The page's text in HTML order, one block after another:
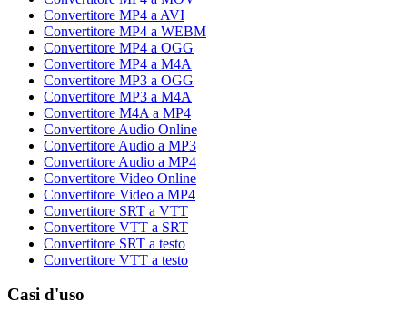
Convertitore MP4 a AVI
Convertitore MP4 a WEBM
Convertitore MP4 a OGG
Convertitore MP4 a M4A
Convertitore MP3 a OGG
Convertitore MP3 a M4A
Convertitore M4A a MP4
Convertitore Audio Online
Convertitore Audio a MP3
Convertitore Audio a MP4
Convertitore Video Online
Convertitore Video a MP4
Convertitore SRT a VTT
Convertitore VTT a SRT
Convertitore SRT a testo
Convertitore VTT a testo
Casi d'uso